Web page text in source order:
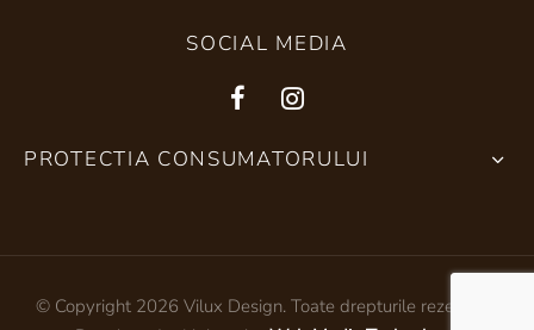
SOCIAL MEDIA
PROTECTIA CONSUMATORULUI
© Copyright 2026 Vilux Design. Toate drepturile rezervate.